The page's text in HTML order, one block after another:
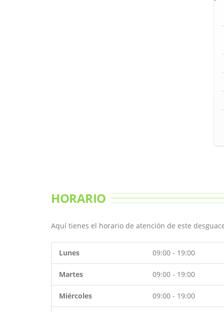
HORARIO
Aquí tienes el horario de atención de este
Lunes 09:00 - 19:00
Martes 09:00 - 19:00
Miércoles 09:00 - 19:00